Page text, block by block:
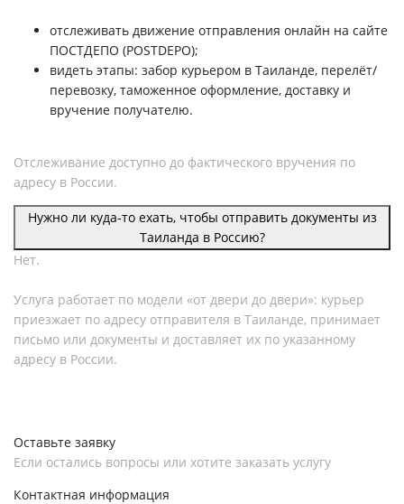
отслеживать движение отправления онлайн на сайте
ПОСТДЕПО (POSTDEPO);
видеть этапы: забор курьером в Таиланде, перелёт/
перевозку, таможенное оформление, доставку и
вручение получателю.
Отслеживание доступно до фактического вручения по
адресу в России.
Нужно ли куда-то ехать, чтобы отправить документы из
Таиланда в Россию?
Нет.
Услуга работает по модели «от двери до двери»: курьер
приезжает по адресу отправителя в Таиланде, принимает
письмо или документы и доставляет их по указанному
адресу в России.
Оставьте заявку
Если остались вопросы или хотите заказать услугу
Контактная информация